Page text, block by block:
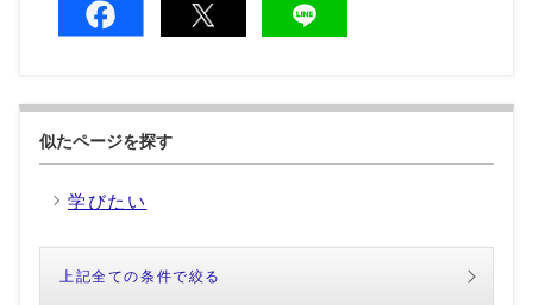
似たページを探す
学びたい
上記全ての条件で絞る